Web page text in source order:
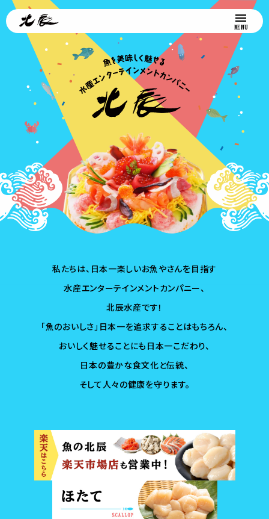
私たちは、日本一楽しいお魚やさんを目指す
水産エンターテインメントカンパニー、
北辰水産です！
「魚のおいしさ」日本一を追求することはもちろん、
おいしく魅せることにも日本一こだわり、
日本の豊かな食文化と伝統、
そして人々の健康を守ります。